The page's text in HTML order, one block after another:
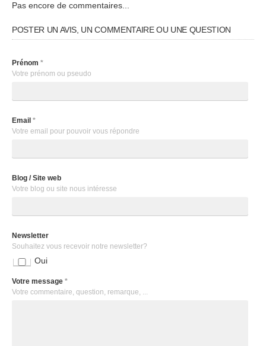
Pas encore de commentaires...
POSTER UN AVIS, UN COMMENTAIRE OU UNE QUESTION
Prénom *
Votre prénom ou pseudo
Email *
Votre email pour pouvoir vous répondre
Blog / Site web
Votre blog ou site nous intéresse
Newsletter
Souhaitez vous recevoir notre newsletter?
Oui
Votre message *
Votre commentaire, question, remarque, ...